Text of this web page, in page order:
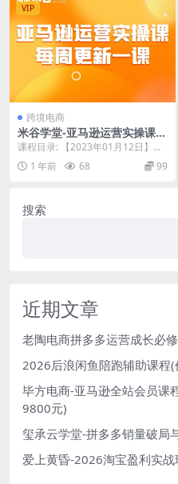
VIP
跨境电商
米谷学堂-亚马逊运营实操课2
025年4月(价值2980元)
课程目录: 【2023年01月12日】第
1课-亚马逊2023年运营策略注意点
解析...1 年前 68 99
搜索
近期文章
老陶电商拼多多运营成长必
2026后浪闲鱼陪跑辅助课程
毕方电商-亚马逊全站会员课
9800元)
玺承云学堂-拼多多销量破局
爱上黄昏-2026淘宝盈利实